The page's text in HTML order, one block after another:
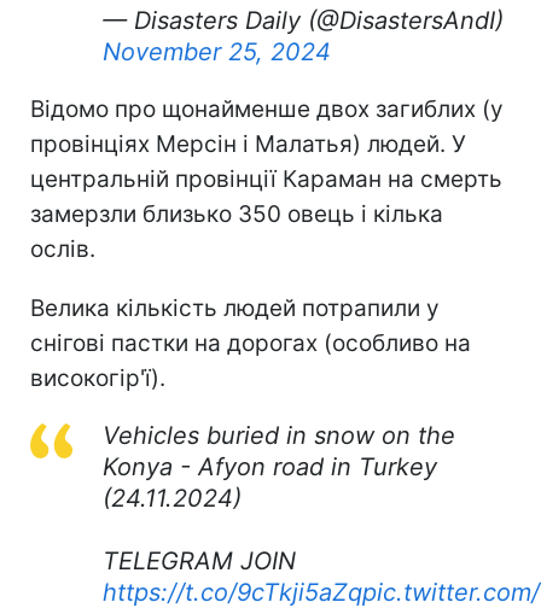
— Disasters Daily (@DisastersAndI)
November 25, 2024
Відомо про щонайменше двох загиблих (у
провінціях Мерсін і Малатья) людей. У
центральній провінції Караман на смерть
замерзли близько 350 овець і кілька
ослів.
Велика кількість людей потрапили у
снігові пастки на дорогах (особливо на
високогір'ї).
Vehicles buried in snow on the
Konya - Afyon road in Turkey
(24.11.2024)
TELEGRAM JOIN
https://t.co/9cTkji5aZq